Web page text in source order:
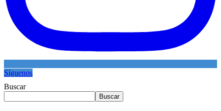
Síguenos
Buscar
Buscar